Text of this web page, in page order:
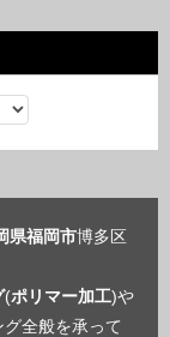
県福岡市博多区
(ポリマー加工)や
全般を承って